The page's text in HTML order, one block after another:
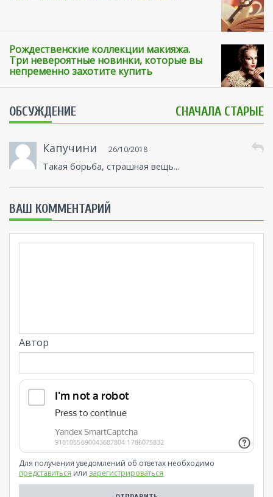
Рождественские коллекции макияжа.
Три невероятные новинки, которые вы
непременно захотите купить
ОБСУЖДЕНИЕ СНАЧАЛА СТАРЫЕ
Капучини 26/10/2018
Такая борьба, страшная вещь...
ВАШ КОММЕНТАРИЙ
Автор
Для получения уведомлений об ответах необходимо
представиться или зарегистрироваться